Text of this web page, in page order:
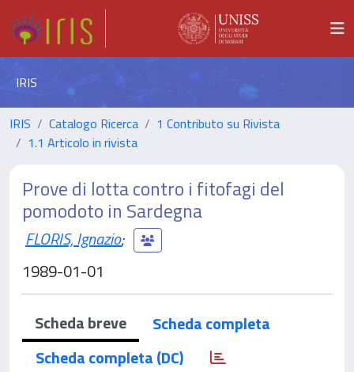
IRIS
IRIS Catalogo Ricerca
1 Contributo su Rivista
1.1 Articolo in rivista
Prove di lotta contro i fitofagi del
pomodoto in Sardegna
FLORIS, Ignazio;
1989-01-01
Scheda breve
Scheda completa
Scheda completa (DC)